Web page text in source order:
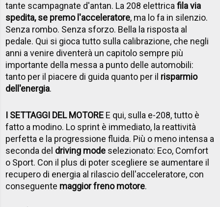
tante scampagnate d'antan. La 208 elettricafila via
spedita, se premo l'acceleratore, ma lo fa in silenzio.
Senza rombo. Senza sforzo. Bella la risposta al
pedale. Qui si gioca tutto sulla calibrazione, che negli
anni a venire diventerà un capitolo sempre più
importante della messa a punto delle automobili:
tanto per il piacere di guida quanto per il risparmio
dell'energia.
I SETTAGGI DEL MOTORE E qui, sulla e-208, tutto è
fatto a modino. Lo sprint è immediato, la reattività
perfetta e la progressione fluida. Più o meno intensa a
seconda del driving mode selezionato: Eco, Comfort
o Sport. Con il plus di poter scegliere se aumentare il
recupero di energia al rilascio dell'acceleratore, con
conseguente maggior freno motore.